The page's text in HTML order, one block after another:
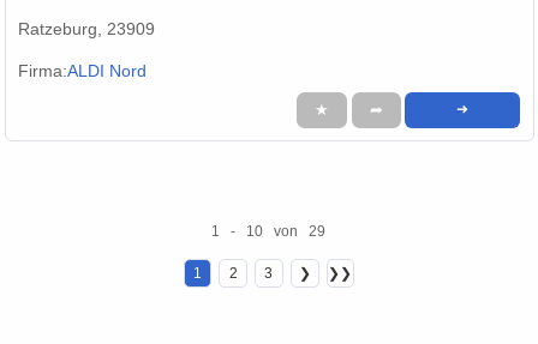
Ratzeburg, 23909
Firma:ALDI Nord
★ ➦ ➜
1 - 10 von 29
1 2 3 ❯ ❯❯